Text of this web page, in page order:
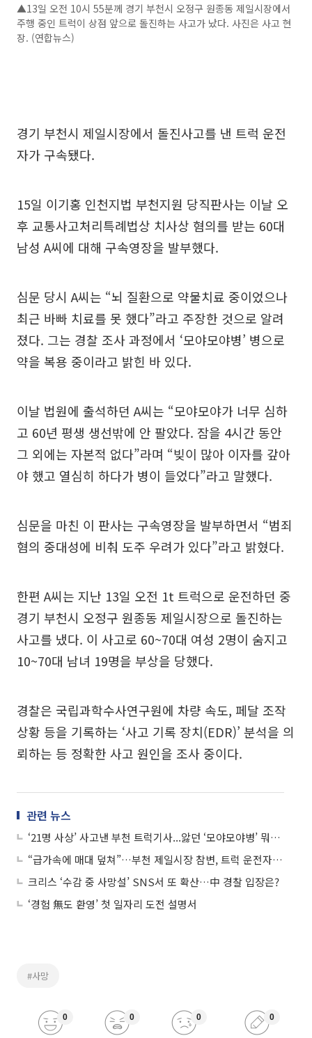
▲13일 오전 10시 55분께 경기 부천시 오정구 원종동 제일시장에서
주행 중인 트럭이 상점 앞으로 돌진하는 사고가 났다. 사진은 사고 현
장. (연합뉴스)
경기 부천시 제일시장에서 돌진사고를 낸 트럭 운전
자가 구속됐다.
15일 이기홍 인천지법 부천지원 당직판사는 이날 오
후 교통사고처리특례법상 치사상 혐의를 받는 60대
남성 A씨에 대해 구속영장을 발부했다.
심문 당시 A씨는 “뇌 질환으로 약물치료 중이었으나
최근 바빠 치료를 못 했다”라고 주장한 것으로 알려
졌다. 그는 경찰 조사 과정에서 ‘모야모야병’ 병으로
약을 복용 중이라고 밝힌 바 있다.
이날 법원에 출석하던 A씨는 “모야모야가 너무 심하
고 60년 평생 생선밖에 안 팔았다. 잠을 4시간 동안
그 외에는 자본적 없다”라며 “빚이 많아 이자를 갚아
야 했고 열심히 하다가 병이 들었다”라고 말했다.
심문을 마친 이 판사는 구속영장을 발부하면서 “범죄
혐의 중대성에 비춰 도주 우려가 있다”라고 밝혔다.
한편 A씨는 지난 13일 오전 1t 트럭으로 운전하던 중
경기 부천시 오정구 원종동 제일시장으로 돌진하는
사고를 냈다. 이 사고로 60~70대 여성 2명이 숨지고
10~70대 남녀 19명을 부상을 당했다.
경찰은 국립과학수사연구원에 차량 속도, 페달 조작
상황 등을 기록하는 ‘사고 기록 장치(EDR)’ 분석을 의
뢰하는 등 정확한 사고 원인을 조사 중이다.
관련 뉴스
‘21명 사상’ 사고낸 부천 트럭기사...앓던 ‘모야모야병’ 뭐길래
“급가속에 매대 덮쳐”…부천 제일시장 참변, 트럭 운전자 긴급체포
크리스 ‘수감 중 사망설’ SNS서 또 확산…中 경찰 입장은?
‘경험 無도 환영’ 첫 일자리 도전 설명서
#사망
0 0 0 0